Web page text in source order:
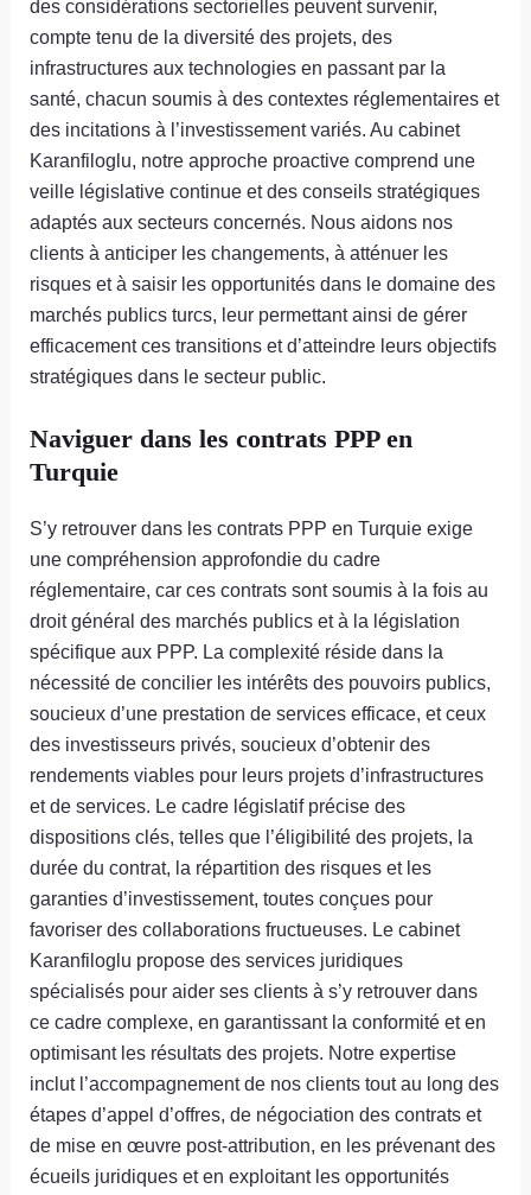
des considérations sectorielles peuvent survenir,
compte tenu de la diversité des projets, des
infrastructures aux technologies en passant par la
santé, chacun soumis à des contextes réglementaires et
des incitations à l’investissement variés. Au cabinet
Karanfiloglu, notre approche proactive comprend une
veille législative continue et des conseils stratégiques
adaptés aux secteurs concernés. Nous aidons nos
clients à anticiper les changements, à atténuer les
risques et à saisir les opportunités dans le domaine des
marchés publics turcs, leur permettant ainsi de gérer
efficacement ces transitions et d’atteindre leurs objectifs
stratégiques dans le secteur public.
Naviguer dans les contrats PPP en
Turquie
S’y retrouver dans les contrats PPP en Turquie exige
une compréhension approfondie du cadre
réglementaire, car ces contrats sont soumis à la fois au
droit général des marchés publics et à la législation
spécifique aux PPP. La complexité réside dans la
nécessité de concilier les intérêts des pouvoirs publics,
soucieux d’une prestation de services efficace, et ceux
des investisseurs privés, soucieux d’obtenir des
rendements viables pour leurs projets d’infrastructures
et de services. Le cadre législatif précise des
dispositions clés, telles que l’éligibilité des projets, la
durée du contrat, la répartition des risques et les
garanties d’investissement, toutes conçues pour
favoriser des collaborations fructueuses. Le cabinet
Karanfiloglu propose des services juridiques
spécialisés pour aider ses clients à s’y retrouver dans
ce cadre complexe, en garantissant la conformité et en
optimisant les résultats des projets. Notre expertise
inclut l’accompagnement de nos clients tout au long des
étapes d’appel d’offres, de négociation des contrats et
de mise en œuvre post-attribution, en les prévenant des
écueils juridiques et en exploitant les opportunités